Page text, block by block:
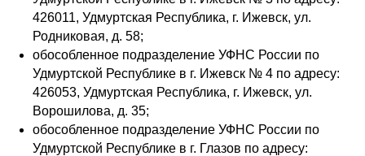
426011, Удмуртская Республика, г. Ижевск, ул.
Родниковая, д. 58;
обособленное подразделение УФНС России по
Удмуртской Республике в г. Ижевск № 4 по адресу:
426053, Удмуртская Республика, г. Ижевск, ул.
Ворошилова, д. 35;
обособленное подразделение УФНС России по
Удмуртской Республике в г. Глазов по адресу: